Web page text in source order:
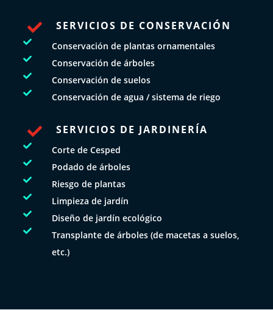
 SERVICIOS DE CONSERVACIÓN
 Conservación de plantas ornamentales
 Conservación de árboles
 Conservación de suelos
 Conservación de agua / sistema de riego
 SERVICIOS DE JARDINERÍA
 Corte de Cesped
 Podado de árboles
 Riesgo de plantas
 Limpieza de jardín
 Diseño de jardín ecológico

Transplante de árboles (de macetas a suelos,
etc.)